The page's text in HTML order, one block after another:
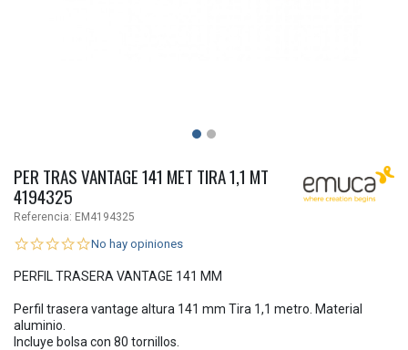
PER TRAS VANTAGE 141 MET TIRA 1,1 MT
4194325
Referencia: EM4194325
No hay opiniones
PERFIL TRASERA VANTAGE 141 MM
Perfil trasera vantage altura 141 mm Tira 1,1 metro. Material
aluminio.
Incluye bolsa con 80 tornillos.